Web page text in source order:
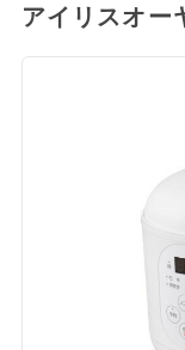
アイリスオ